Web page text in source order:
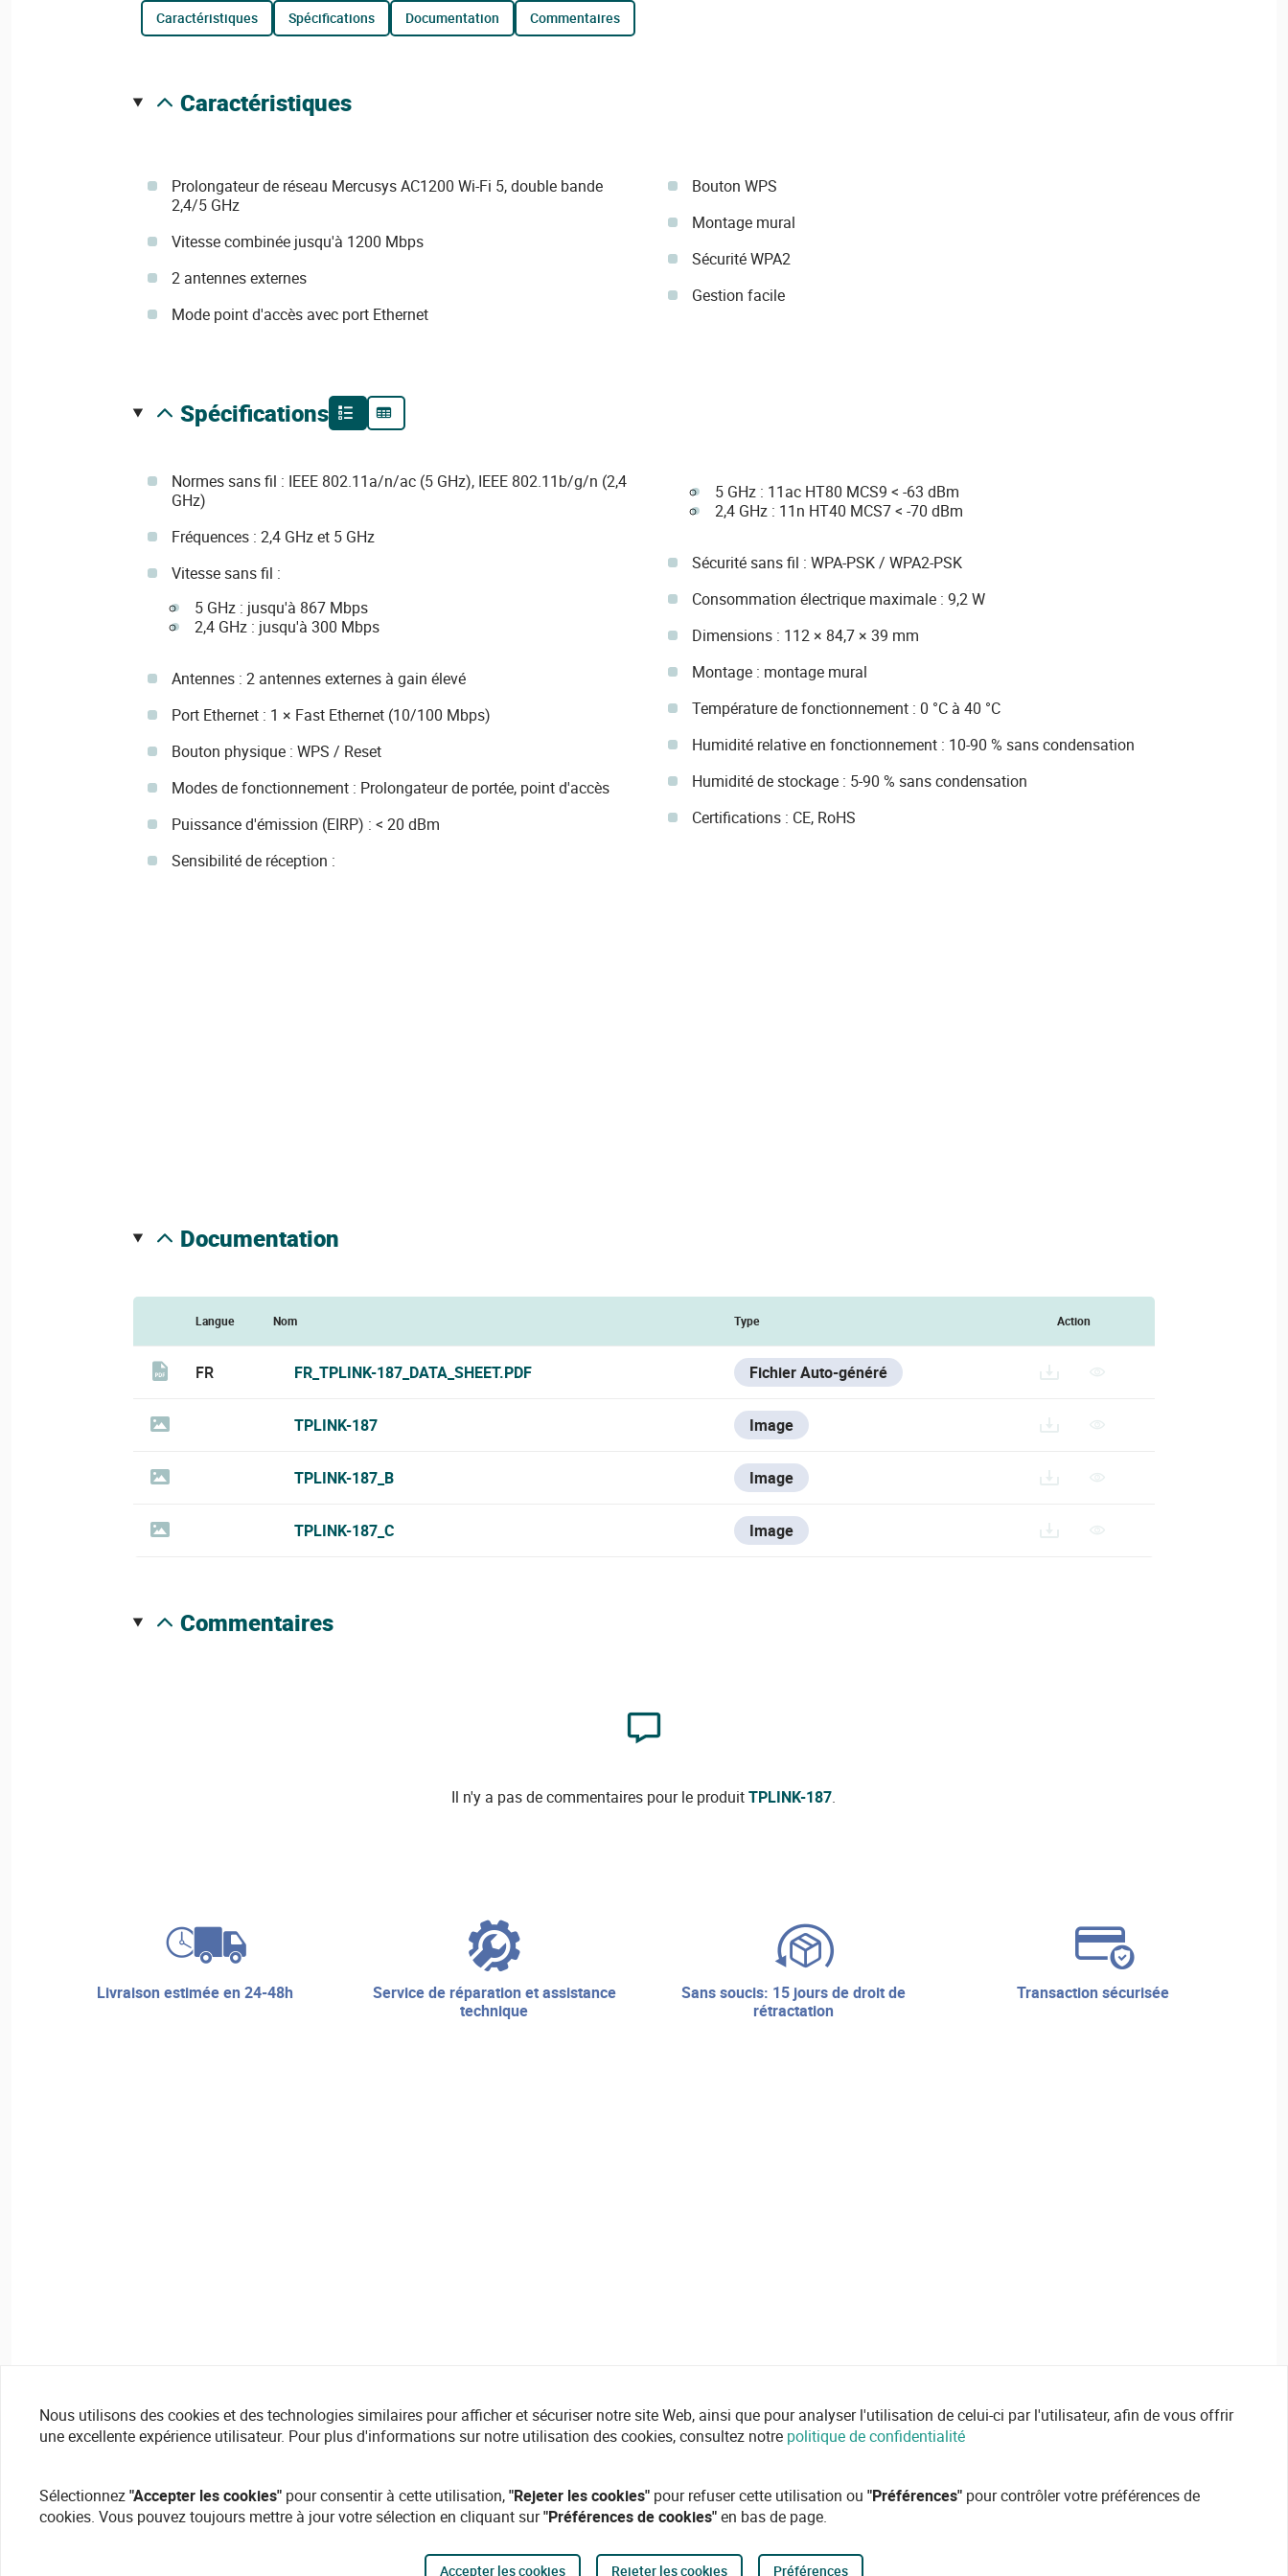
caractéristiques spécifications documentation commentaires
caractéristiques
Prolongateur de réseau Mercusys AC1200 Wi-Fi 5, double bande
2,4/5 GHz
Vitesse combinée jusqu'à 1200 Mbps
2 antennes externes
Mode point d'accès avec port Ethernet
Bouton WPS
Montage mural
Sécurité WPA2
Gestion facile
spécifications
Normes sans fil : IEEE 802.11a/n/ac (5 GHz), IEEE 802.11b/g/n (2,4
GHz)
Fréquences : 2,4 GHz et 5 GHz
Vitesse sans fil :
5 GHz : jusqu'à 867 Mbps
2,4 GHz : jusqu'à 300 Mbps
Antennes : 2 antennes externes à gain élevé
Port Ethernet : 1 × Fast Ethernet (10/100 Mbps)
Bouton physique : WPS / Reset
Modes de fonctionnement : Prolongateur de portée, point d'accès
Puissance d'émission (EIRP) : < 20 dBm
Sensibilité de réception :
5 GHz : 11ac HT80 MCS9 < -63 dBm
2,4 GHz : 11n HT40 MCS7 < -70 dBm
Sécurité sans fil : WPA-PSK / WPA2-PSK
Consommation électrique maximale : 9,2 W
Dimensions : 112 × 84,7 × 39 mm
Montage : montage mural
Température de fonctionnement : 0 °C à 40 °C
Humidité relative en fonctionnement : 10-90 % sans condensation
Humidité de stockage : 5-90 % sans condensation
Certifications : CE, RoHS
documentation
Langue Nom Type Action
FR FR_TPLINK-187_DATA_SHEET.PDF Fichier Auto-généré
TPLINK-187 Image
TPLINK-187_B Image
TPLINK-187_C Image
commentaires
Il n'y a pas de commentaires pour le produitTPLINK-187.
livraison estimée en 24-48h
service de réparation et assistance
technique
sans soucis: 15 jours de droit de
rétractation
transaction sécurisée
Nous utilisons des cookies et des technologies similaires pour afficher et sécuriser notre site Web, ainsi que pour analyser l'utilisation de celui-ci par l'utilisateur, afin de vous offrir
une excellente expérience utilisateur. Pour plus d'informations sur notre utilisation des cookies, consultez notre politique de confidentialité
Sélectionnez"Accepter les cookies" pour consentir à cette utilisation,"Rejeter les cookies" pour refuser cette utilisation ou "Préférences" pour contrôler votre préférences de
cookies. Vous pouvez toujours mettre à jour votre sélection en cliquant sur"Préférences de cookies"en bas de page.
Accepter les cookies Rejeter les cookies Préférences